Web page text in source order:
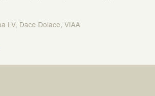
LV, Dace Dolace, VIAA